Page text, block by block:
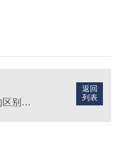
返回
列表
梯形丝杆和滚珠丝杆的区别在哪里？